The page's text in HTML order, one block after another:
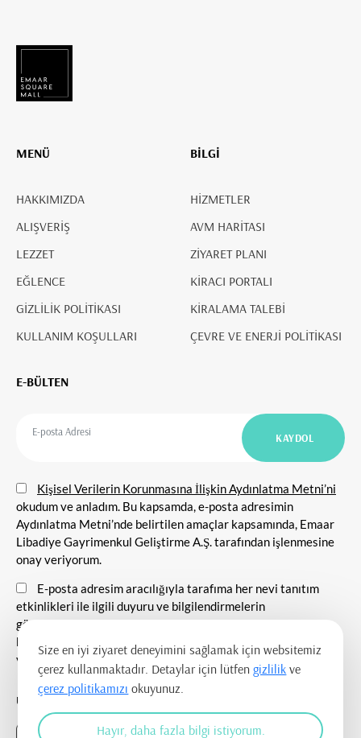
MENÜ
HAKKIMIZDA
ALIŞVERİŞ
LEZZET
EĞLENCE
GİZLİLİK POLİTİKASI
KULLANIM KOŞULLARI
BİLGİ
HİZMETLER
AVM HARİTASI
ZİYARET PLANI
KİRACI PORTALI
KİRALAMA TALEBİ
ÇEVRE VE ENERJİ POLİTİKASI
E-BÜLTEN
Kişisel Verilerin Korunmasına İlişkin Aydınlatma Metni’ni
okudum ve anladım. Bu kapsamda, e-posta adresimin
Aydınlatma Metni’nde belirtilen amaçlar kapsamında, Emaar
Libadiye Gayrimenkul Geliştirme A.Ş. tarafından işlenmesine
onay veriyorum.
E-posta adresim aracılığıyla tarafıma her nevi tanıtım
etkinlikleri ile ilgili duyuru ve bilgilendirmelerin
gönderilmesine, tanıtım ve pazarlama amacı ile iletişim
kurulmasına ve ticari elektronik ileti gönderilmesine onay
veriyorum.
UYGULAMAYI İNDİR
Size en iyi ziyaret deneyimini sağlamak için websitemiz
çerez kullanmaktadır. Detaylar için lütfengizlilik ve
çerez politikamızı okuyunuz.
Hayır, daha fazla bilgi istiyorum.